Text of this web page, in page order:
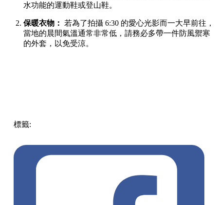
水功能的運動鞋或登山鞋。
保暖衣物： 若為了拍攝 6:30 的愛心光影而一大早前往，
當地的晨間氣溫通常非常低，請務必多帶一件防風禦寒
的外套，以免受涼。
標籤: